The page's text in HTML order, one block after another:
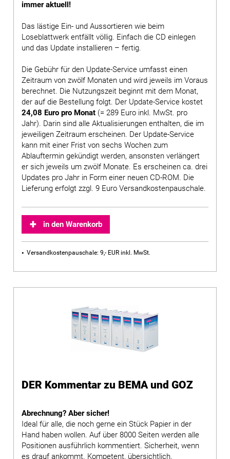
immer aktuell!
Das lästige Ein- und Aussortieren wie beim
Loseblattwerk entfällt völlig. Einfach die CD einlegen
und das Update installieren – fertig.
Die Gebühr für den Update-Service umfasst einen
Zeitraum von zwölf Monaten und wird jeweils im Voraus
berechnet. Die Nutzungszeit beginnt mit dem Monat,
der auf die Bestellung folgt. Der Update-Service kostet
24,08 Euro pro Monat (= 289 Euro inkl. MwSt. pro
Jahr). Darin sind alle Aktualisierungen enthalten, die im
jeweiligen Zeitraum erscheinen. Der Update-Service
kann mit einer Frist von sechs Wochen zum
Ablauftermin gekündigt werden, ansonsten verlängert
er sich jeweils um zwölf Monate. Es erscheinen ca. drei
Updates pro Jahr in Form einer neuen CD-ROM. Die
Lieferung erfolgt zzgl. 9 Euro Versandkostenpauschale.
in den Warenkorb
Versandkostenpauschale: 9,- EUR inkl. MwSt.
DER Kommentar zu BEMA und GOZ
Abrechnung? Aber sicher!
Ideal für alle, die noch gerne ein Stück Papier in der
Hand haben wollen. Auf über 8000 Seiten werden alle
Positionen ausführlich kommentiert. Sicherheit, wenn
es drauf ankommt. Kompetent, übersichtlich,